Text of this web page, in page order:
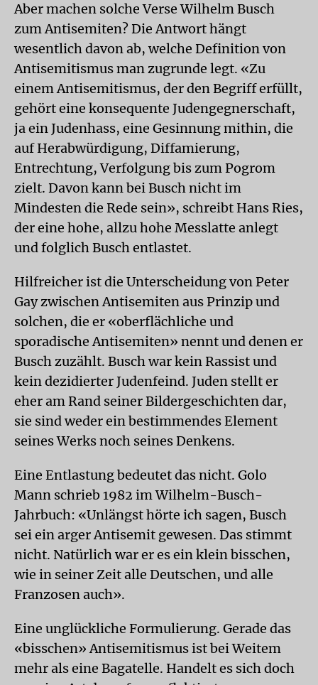
Aber machen solche Verse Wilhelm Busch
zum Antisemiten? Die Antwort hängt
wesentlich davon ab, welche Definition von
Antisemitismus man zugrunde legt. «Zu
einem Antisemitismus, der den Begriff erfüllt,
gehört eine konsequente Judengegnerschaft,
ja ein Judenhass, eine Gesinnung mithin, die
auf Herabwürdigung, Diffamierung,
Entrechtung, Verfolgung bis zum Pogrom
zielt. Davon kann bei Busch nicht im
Mindesten die Rede sein», schreibt Hans Ries,
der eine hohe, allzu hohe Messlatte anlegt
und folglich Busch entlastet.
Hilfreicher ist die Unterscheidung von Peter
Gay zwischen Antisemiten aus Prinzip und
solchen, die er «oberflächliche und
sporadische Antisemiten» nennt und denen er
Busch zuzählt. Busch war kein Rassist und
kein dezidierter Judenfeind. Juden stellt er
eher am Rand seiner Bildergeschichten dar,
sie sind weder ein bestimmendes Element
seines Werks noch seines Denkens.
Eine Entlastung bedeutet das nicht. Golo
Mann schrieb 1982 im Wilhelm-Busch-
Jahrbuch: «Unlängst hörte ich sagen, Busch
sei ein arger Antisemit gewesen. Das stimmt
nicht. Natürlich war er es ein klein bisschen,
wie in seiner Zeit alle Deutschen, und alle
Franzosen auch».
Eine unglückliche Formulierung. Gerade das
«bisschen» Antisemitismus ist bei Weitem
mehr als eine Bagatelle. Handelt es sich doch